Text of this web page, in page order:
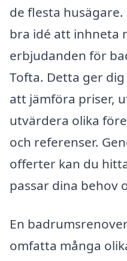
de flesta
bra idé att inhneta
erbjudanden för
Tofta. Detta ger
att jämföra priser,
utvärdera olika
och referenser.
offerter kan du
passar dina behov
En
omfatta många